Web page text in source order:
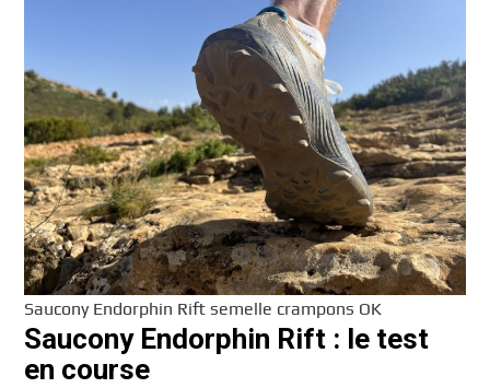
Saucony Endorphin Rift semelle crampons OK
Saucony Endorphin Rift : le test
en course